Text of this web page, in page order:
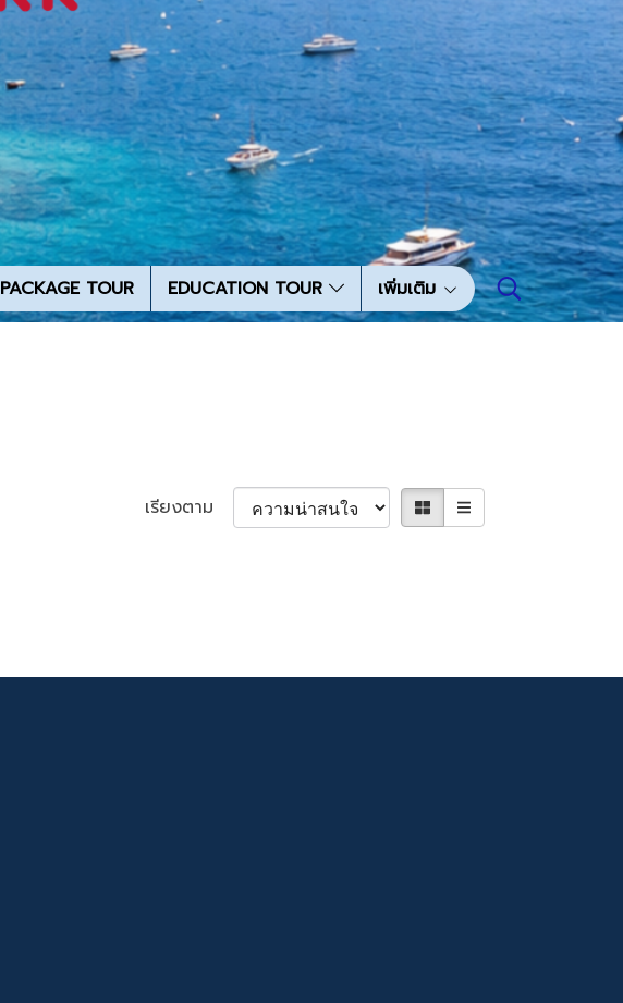
PACKAGE TOUR EDUCATION TOUR เพิ่มเติม
เรียงตาม